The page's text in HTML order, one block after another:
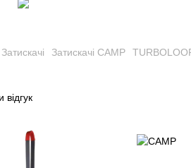
Затискачі Затискачі CAMP
відгук